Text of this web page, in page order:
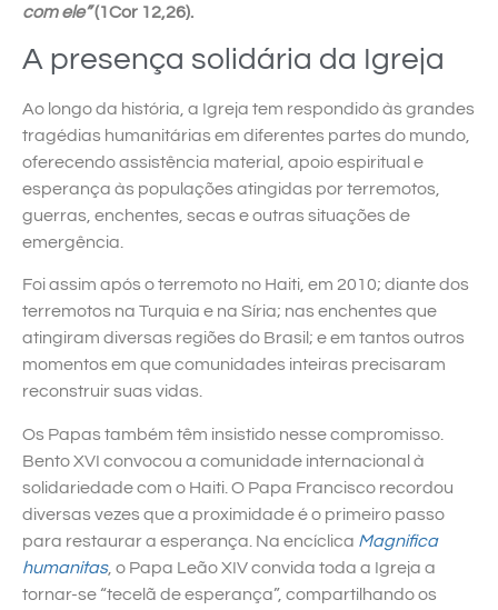
com ele”(1Cor 12,26).
A presença solidária da Igreja
Ao longo da história, a Igreja tem respondido às grandes
tragédias humanitárias em diferentes partes do mundo,
oferecendo assistência material, apoio espiritual e
esperança às populações atingidas por terremotos,
guerras, enchentes, secas e outras situações de
emergência.
Foi assim após o terremoto no Haiti, em 2010; diante dos
terremotos na Turquia e na Síria; nas enchentes que
atingiram diversas regiões do Brasil; e em tantos outros
momentos em que comunidades inteiras precisaram
reconstruir suas vidas.
Os Papas também têm insistido nesse compromisso.
Bento XVI convocou a comunidade internacional à
solidariedade com o Haiti. O Papa Francisco recordou
diversas vezes que a proximidade é o primeiro passo
para restaurar a esperança. Na encíclica Magnifica
humanitas, o Papa Leão XIV convida toda a Igreja a
tornar-se “tecelã de esperança”, compartilhando os